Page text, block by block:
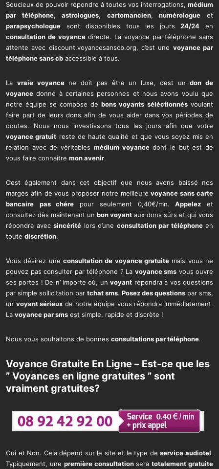
Soucieux de pouvoir répondre à toutes vos interrogations, médium
par téléphone,astrologues, cartomancien,numérologue et
parapsychologue sont disponibles tous les jours24/24 en
consultation de voyancedirecte. La voyance par téléphone sans
attente avec discount.voyancesanscb.org, c’est une voyance par
téléphone sans cb accessible à tous.
La vraie voyancene doit pas être un luxe, c’est undon de
voyance donné à certaines personnes et nous avons voulu que
notre équipe se compose de bons voyants séléctionnés voulant
faire part de leurs dons afin de vous aider dans vos périodes de
doutes. Nous nous investissons tous les jours afin que votre
voyance gratuit reste de haute qualité et que vous soyez mis en
relation avec de véritables médium voyancedont le but est de
vous faire connaitre mon avenir.
C’est également dans cet objectif que nous avons baissé nos
marges afin de vous proposer notre meilleurevoyance sans carte
bancaire
pas chére pour seulement 0,40€/mn.Appelez et
consultez dès maintenant un bon voyant aux dons sûrs et qui vous
répondra avec sincérité lors d’une consultation par téléphoneen
toute discrétion.
Vous désirez une consultation de voyance gratuite mais vous ne
pouvez pas consulter par téléphone ? La voyance sms vous ouvre
ses portes ! De n’ importe où, unvoyant répondra à vos questions
par simple sollicitation par tchat sms. Posez des questions par sms,
un voyant sérieux de notre équipe vous répondra immédiatement.
La voyance par sms est simple, rapide et discrète !
Nous vous souhaitons de bonnes consultations par téléphone.
Voyance Gratuite En Ligne – Est-ce que les
” Voyances en ligne gratuites ” sont
vraiment gratuites?
Oui et Non. Cela dépend sur le site et le type deservice audiotel.
Typiquement, une première consultationseratotalement gratuite